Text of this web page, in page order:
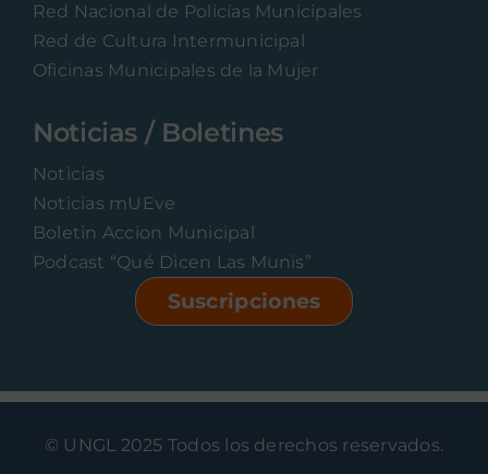
Red Nacional de Policías Municipales
Red de Cultura Intermunicipal
Oficinas Municipales de la Mujer
Noticias / Boletines
Noticias
Noticias mUEve
Boletin Accion Municipal
Podcast “Qué Dicen Las Munis”
Suscripciones
© UNGL 2025 Todos los derechos reservados.